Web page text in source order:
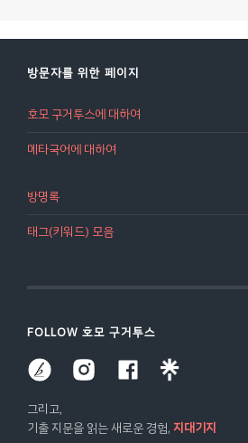
방문자를 위한 페이지
호모 구거투스에 대하여
메타국어에 대하여
방명록
태그(키워드) 모음
FOLLOW 호모 구거투스
그리고,
기출 지문을 읽는 새로운 경험,지대기지